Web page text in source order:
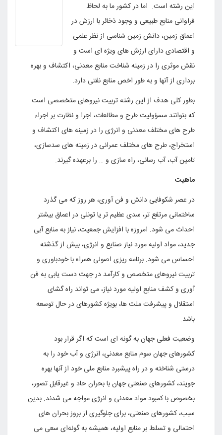
این رشته است. اما در کشور ما به لحاظ
فراوانی منابع طبیعی و وجود ذخائر با ارزش در
اعماق زمین، دانش زمین شناسی از نظر علمی
و اقتصادی دارای ارزش های ویژه ای است و
نقش موثری را در زمینه شناخت منابع معدنی، اکتشاف و بهره
برداری از آنها و به طور اخص منابع نفتی دارد.
بطور کلی هدف از این رشته تربیت نیروهای متخصصی است
که بتوانند مسؤولیت طرح و مطالعات، اجرا و نظارت بر اجراء
طرح های مختلف معدنی و انرژی را در زمینه های اکتشاف و
استخراج، طرح های مختلف عمرانی در زمینه های سدسازی،
تامین آب، آب رسانی، راه سازی و … را برعهده گیرند.
ماهیت
در عصر شکوفایی دانش و فن آوری، هر روز که می گذرد
ساختمانی مرتفع تر، سدی عظیم تر یا تونلی در اعماق بیشتر
احداث می شود. امروزه با افزایش جمعیت، نیاز به منابع آبی
جدید، مواد اولیه مورد نیاز صنایع و انرژی، بیش از گذشته
احساس می شود. برنامه ریزی اصولی همراه با خودباوری و
تربیت نیروهای متخصص و کارآمد در جهت دست یابی به فن
آوری و کشف منابع اولیه مورد نیاز، می تواند راه گشای
استقلال و پیشرفت ملت ها، بویژه کشورهای در حال توسعه
باشد.
وضعیت فعلی جهان به گونه ای است که اگر قرار بود
کشورهای جهان سوم منابع معدنی، انرژی و آب خود را به
درستی شناخته و در راه پیشبرد منابع ملی خود از آنها بهره
جویند، کشورهای صنعتی جهان با بحران حاد و غیرقابل تصور،
بخصوص با کمبود مواد معدنی و انرژی مواجه می شدند. بدین
سبب، کشورهای صنعتی، برای جلوگیری از بروز بحران های
احتمالی و تسلط بر منابع اولیه، همیشه به گونه‌ای سعی می